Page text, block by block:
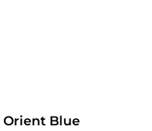
Orient Blue